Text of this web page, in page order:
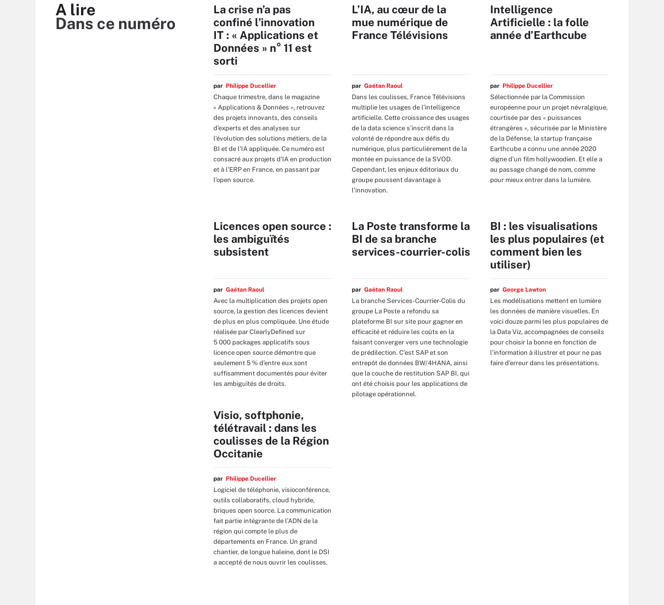
A lire
Dans ce numéro
La crise n’a pas
confiné l’innovation
IT : « Applications et
Données » n° 11 est
sorti
par Philippe Ducellier
Chaque trimestre, dans le magazine
« Applications & Données », retrouvez
des projets innovants, des conseils
d’experts et des analyses sur
l’évolution des solutions métiers, de la
BI et de l’IA appliquée. Ce numéro est
consacré aux projets d’IA en production
et à l’ERP en France, en passant par
l’open source.
L’IA, au cœur de la
mue numérique de
France Télévisions
par Gaétan Raoul
Dans les coulisses, France Télévisions
multiplie les usages de l’intelligence
artificielle. Cette croissance des usages
de la data science s’inscrit dans la
volonté de répondre aux défis du
numérique, plus particulièrement de la
montée en puissance de la SVOD.
Cependant, les enjeux éditoriaux du
groupe poussent davantage à
l’innovation.
Intelligence
Artificielle : la folle
année d’Earthcube
par Philippe Ducellier
Sélectionnée par la Commission
européenne pour un projet névralgique,
courtisée par des « puissances
étrangères », sécurisée par le Ministère
de la Défense, la startup française
Earthcube a connu une année 2020
digne d’un film hollywoodien. Et elle a
au passage changé de nom, comme
pour mieux entrer dans la lumière.
Licences open source :
les ambiguïtés
subsistent
par Gaétan Raoul
Avec la multiplication des projets open
source, la gestion des licences devient
de plus en plus compliquée. Une étude
réalisée par ClearlyDefined sur
5 000 packages applicatifs sous
licence open source démontre que
seulement 5 % d’entre eux sont
suffisamment documentés pour éviter
les ambiguïtés de droits.
La Poste transforme la
BI de sa branche
services-courrier-colis
par Gaétan Raoul
La branche Services-Courrier-Colis du
groupe La Poste a refondu sa
plateforme BI sur site pour gagner en
efficacité et réduire les coûts en la
faisant converger vers une technologie
de prédilection. C’est SAP et son
entrepôt de données BW/4HANA, ainsi
que la couche de restitution SAP BI, qui
ont été choisis pour les applications de
pilotage opérationnel.
BI : les visualisations
les plus populaires (et
comment bien les
utiliser)
par George Lawton
Les modélisations mettent en lumière
les données de manière visuelles. En
voici douze parmi les plus populaires de
la Data Viz, accompagnées de conseils
pour choisir la bonne en fonction de
l’information à illustrer et pour ne pas
faire d’erreur dans les présentations.
Visio, softphonie,
télétravail : dans les
coulisses de la Région
Occitanie
par Philippe Ducellier
Logiciel de téléphonie, visioconférence,
outils collaboratifs, cloud hybride,
briques open source. La communication
fait partie intégrante de l’ADN de la
région qui compte le plus de
départements en France. Un grand
chantier, de longue haleine, dont le DSI
a accepté de nous ouvrir les coulisses.